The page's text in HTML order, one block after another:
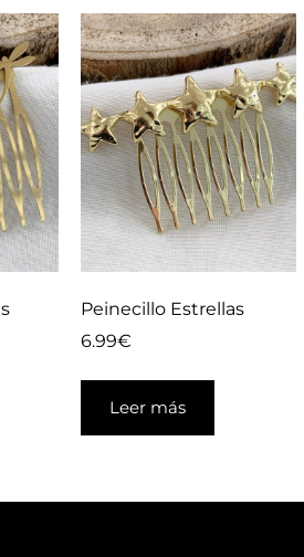
Peinecillo Estrellas
6.99€
Leer más